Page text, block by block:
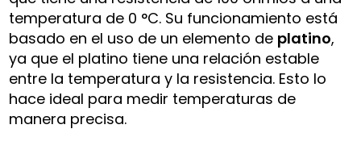
temperatura de 0 °C. Su funcionamiento está
basado en el uso de un elemento de platino,
ya que el platino tiene una relación estable
entre la temperatura y la resistencia. Esto lo
hace ideal para medir temperaturas de
manera precisa.